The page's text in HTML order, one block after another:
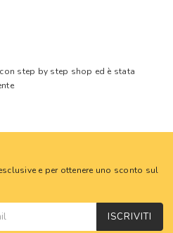
step by step shop ed è stata
e per ottenere uno sconto sul
ISCRIVITI